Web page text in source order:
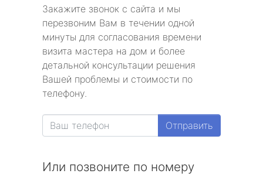
Закажите звонок с сайта и мы
перезвоним Вам в течении одной
минуты для согласования времени
визита мастера на дом и более
детальной консультации решения
Вашей проблемы и стоимости по
телефону.
Отправить
Или позвоните по номеру